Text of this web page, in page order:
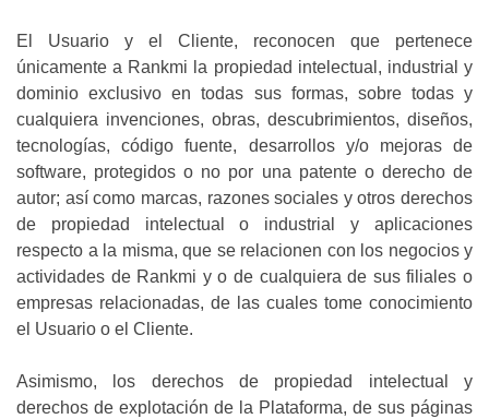
El Usuario y el Cliente, reconocen que pertenece
únicamente a Rankmi la propiedad intelectual, industrial y
dominio exclusivo en todas sus formas, sobre todas y
cualquiera invenciones, obras, descubrimientos, diseños,
tecnologías, código fuente, desarrollos y/o mejoras de
software, protegidos o no por una patente o derecho de
autor; así como marcas, razones sociales y otros derechos
de propiedad intelectual o industrial y aplicaciones
respecto a la misma, que se relacionen con los negocios y
actividades de Rankmi y o de cualquiera de sus filiales o
empresas relacionadas, de las cuales tome conocimiento
el Usuario o el Cliente.
Asimismo, los derechos de propiedad intelectual y
derechos de explotación de la Plataforma, de sus páginas